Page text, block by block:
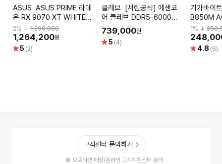
ASUS ASUS PRIME 라데
온 RX 9070 XT WHITE
OC D6 16GB 대원씨티에스
_VGA
2% ↓ 1,290,000
1,264,200원
별5 (2)
클레브 [서린공식] 에센코
어 클레브 DDR5-6000
CL30 FIT V 화이트 패키지
서린 (32GB(16Gx2))
739,000원
별5 (4)
기가바이트
B850M
WIFI6E
1% ↓
별 4.8 (6)
고객센터 문의하기
오프라인 매장/온라인 고객지원센터 문의